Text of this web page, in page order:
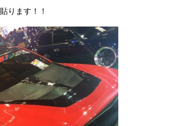
ります！！